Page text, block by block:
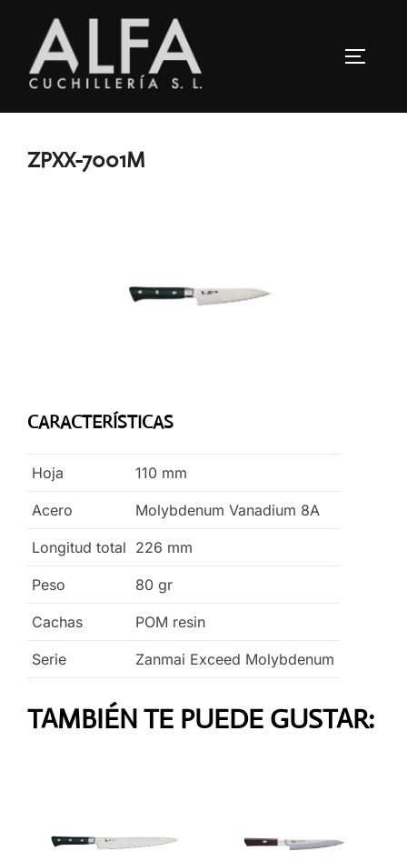
contenido
ZPXX-7001M
CARACTERÍSTICAS
Hoja 110 mm
Acero Molybdenum Vanadium 8A
Longitud total 226 mm
Peso 80 gr
Cachas POM resin
Serie Zanmai Exceed Molybdenum
TAMBIÉN TE PUEDE GUSTAR: